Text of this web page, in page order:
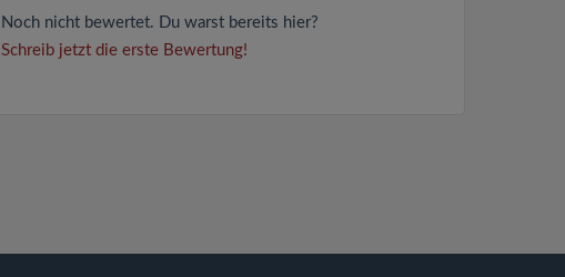
Noch nicht bewertet. Du warst bereits hier?
Schreib jetzt die erste Bewertung!